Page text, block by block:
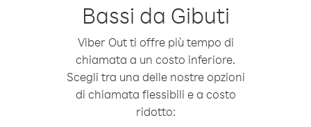
Bassi da Gibuti
Viber Out ti offre più tempo di
chiamata a un costo inferiore.
Scegli tra una delle nostre opzioni
di chiamata flessibili e a costo
ridotto: